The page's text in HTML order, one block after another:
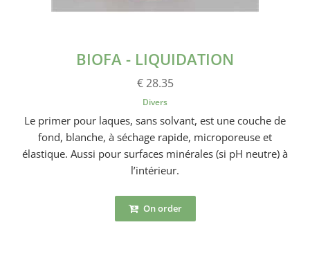
BIOFA - LIQUIDATION
€ 28.35
Divers
Le primer pour laques, sans solvant, est une couche de
fond, blanche, à séchage rapide, microporeuse et
élastique. Aussi pour surfaces minérales (si pH neutre) à
l’intérieur.
On order